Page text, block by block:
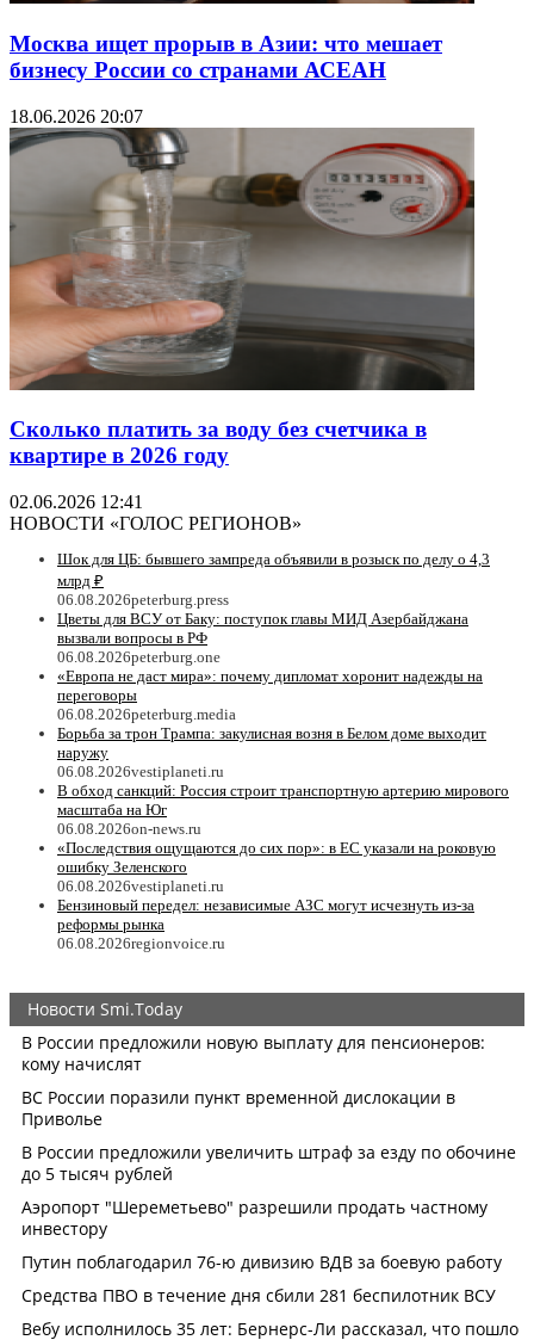
Москва ищет прорыв в Азии: что мешает
бизнесу России со странами АСЕАН
18.06.2026 20:07
Сколько платить за воду без счетчика в
квартире в 2026 году
02.06.2026 12:41
НОВОСТИ «ГОЛОС РЕГИОНОВ»
Шок для ЦБ: бывшего зампреда объявили в розыск по делу о 4,3
млрд ₽
06.08.2026peterburg.press
Цветы для ВСУ от Баку: поступок главы МИД Азербайджана
вызвали вопросы в РФ
06.08.2026peterburg.one
«Европа не даст мира»: почему дипломат хоронит надежды на
переговоры
06.08.2026peterburg.media
Борьба за трон Трампа: закулисная возня в Белом доме выходит
наружу
06.08.2026vestiplaneti.ru
В обход санкций: Россия строит транспортную артерию мирового
масштаба на Юг
06.08.2026on-news.ru
«Последствия ощущаются до сих пор»: в ЕС указали на роковую
ошибку Зеленского
06.08.2026vestiplaneti.ru
Бензиновый передел: независимые АЗС могут исчезнуть из-за
реформы рынка
06.08.2026regionvoice.ru